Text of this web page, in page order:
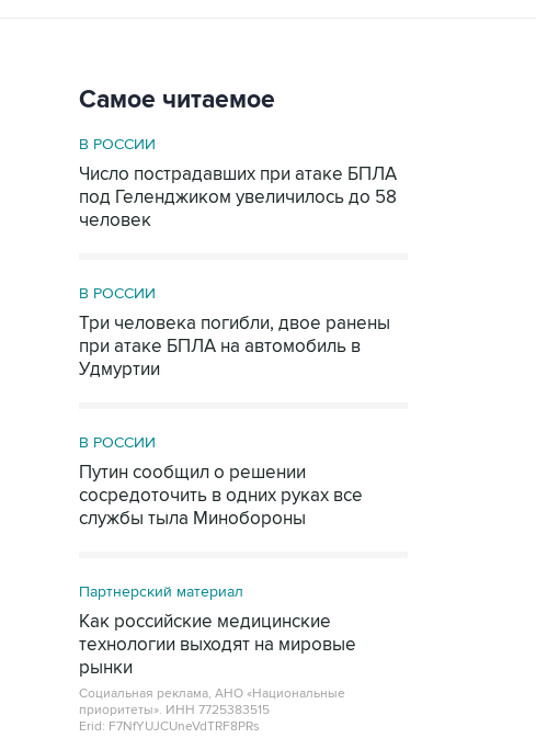
Самое читаемое
В РОССИИ
Число пострадавших при атаке БПЛА
под Геленджиком увеличилось до 58
человек
В РОССИИ
Три человека погибли, двое ранены
при атаке БПЛА на автомобиль в
Удмуртии
В РОССИИ
Путин сообщил о решении
сосредоточить в одних руках все
службы тыла Минобороны
Партнерский материал
Как российские медицинские
технологии выходят на мировые
рынки
Социальная реклама, АНО «Национальные
приоритеты». ИНН 7725383515
Erid: F7NfYUJCUneVdTRF8PRs